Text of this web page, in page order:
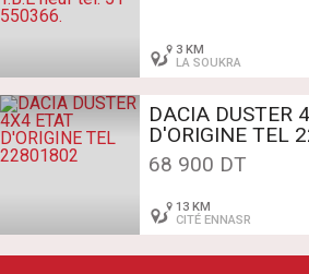
3 KM
LA SOUKRA
DACIA DUSTER
D'ORIGINE TEL
68 900 DT
13 KM
CITÉ ENNASR